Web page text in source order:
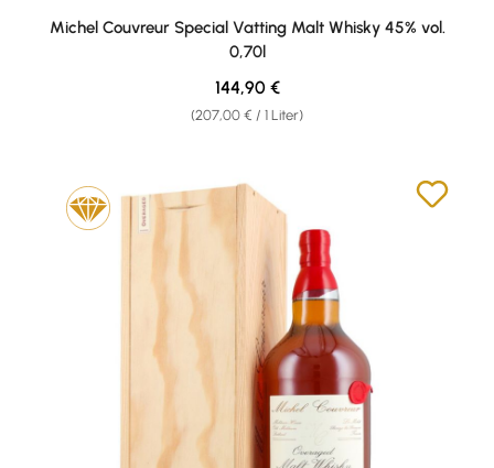
Michel Couvreur Special Vatting Malt Whisky 45% vol.
0,70l
(207,00 € / 1 Liter)
Regulärer Preis:
144,90 €